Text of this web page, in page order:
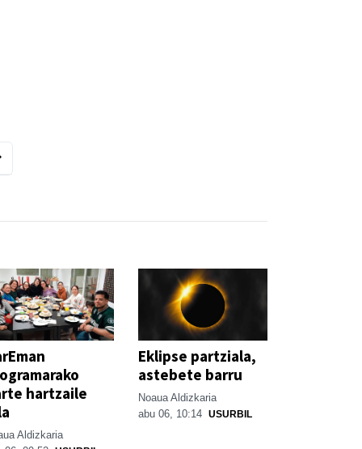
hartzaile
Aldizkaria
Eklipse partziala,
astebete barru
Noaua Aldizkaria
abu 06, 10:14 USURBIL